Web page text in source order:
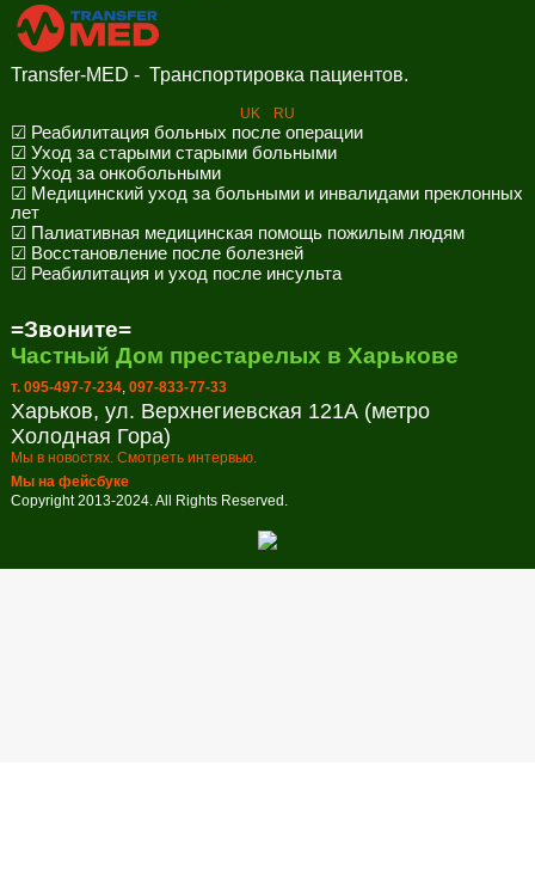
Transfer-MED - Транспортировка пациентов.
UK RU
☑ Реабилитация больных после операции
☑ Уход за старыми старыми больными
☑ Уход за онкобольными
☑ Медицинский уход за больными и инвалидами преклонных
лет
☑ Палиативная медицинская помощь пожилым людям
☑ Восстановление после болезней
☑ Реабилитация и уход после инсульта
=Звоните=
Частный Дом престарелых в Харькове
т. 095-497-7-234, 097-833-77-33
Харьков, ул. Верхнегиевская 121А (метро
Холодная Гора)
Мы в новостях. Смотреть интервью.
Мы на фейсбуке
Copyright 2013-2024. All Rights Reserved.